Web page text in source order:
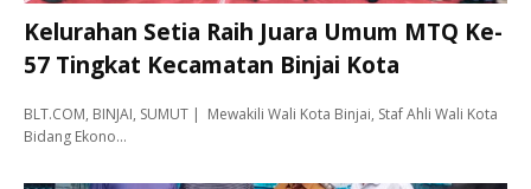
Kelurahan Setia Raih Juara Umum MTQ Ke-
57 Tingkat Kecamatan Binjai Kota
BLT.COM, BINJAI, SUMUT | Mewakili Wali Kota Binjai, Staf Ahli Wali Kota
Bidang Ekono…